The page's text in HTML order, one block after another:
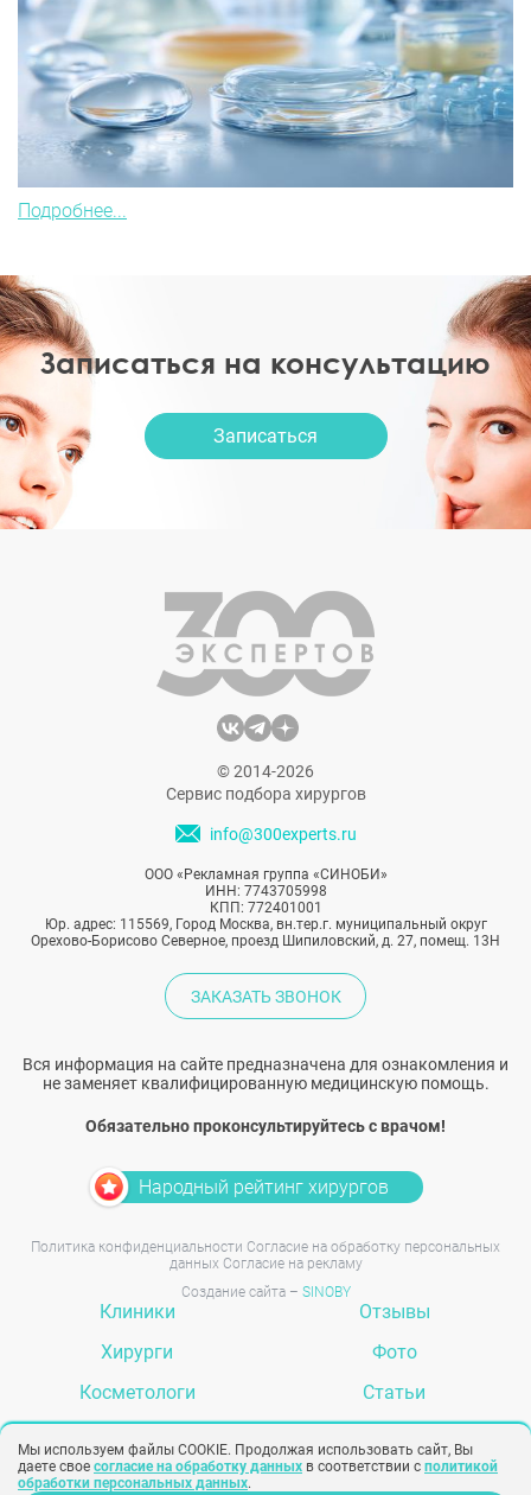
Подробнее...
Записаться на консультацию
Записаться
© 2014-2026
Сервис подбора хирургов
info@300experts.ru
ООО «Рекламная группа «СИНОБИ»
ИНН: 7743705998
КПП: 772401001
Юр. адрес: 115569, Город Москва, вн.тер.г. муниципальный округ
Орехово-Борисово Северное, проезд Шипиловский, д. 27, помещ. 13Н
ЗАКАЗАТЬ ЗВОНОК
Вся информация на сайте предназначена для ознакомления и
не заменяет квалифицированную медицинскую помощь.
Обязательно проконсультируйтесь с врачом!
Народный рейтинг хирургов
Политика конфиденциальности Согласие на обработку персональных
данных Согласие на рекламу
Создание сайта – SINOBY
Клиники
Хирурги
Косметологи
Отзывы
Фото
Статьи
Мы используем файлы COOKIE. Продолжая использовать сайт, Вы
даете свое согласие на обработку данных в соответствии с политикой
обработки персональных данных.